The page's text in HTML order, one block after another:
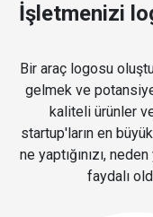
İşletmenizi
Bir araç logosu
gelmek ve
kaliteli ürünler
startup'ların en
ne yaptığınızı,
faydalı